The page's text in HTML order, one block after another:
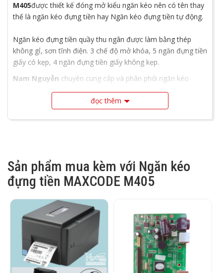
M405được thiết kế đóng mở kiểu ngăn kéo nên có tên thay
thế là ngăn kéo đựng tiền hay Ngăn kéo đựng tiền tự động.
Ngăn kéo đựng tiền quầy thu ngân được làm bằng thép
không gỉ, sơn tĩnh điện. 3 chế độ mở khóa, 5 ngăn đựng tiền
giấy có kẹp, 4 ngăn đựng tiền giấy không kẹp.
Nam Nguyễn chuyên cung cấp và phân phối ngăn kéo
đựng tiền siêu thị, ngăn kéo đựng tiền giá rẻ, ngăn kéo
đựng tiền bán hàng. Ngăn kéo đựng tiền POS, Ngăn kéo
đọc thêm
Sản phẩm mua kèm với Ngăn kéo
đựng tiền MAXCODE M405